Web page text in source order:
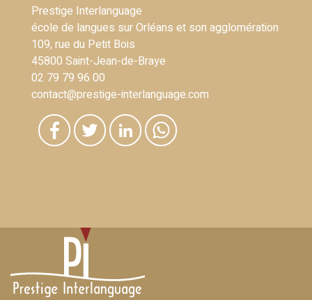
Prestige Interlanguage
école de langues sur Orléans et son agglomération
109, rue du Petit Bois
45800 Saint-Jean-de-Braye
02 79 79 96 00
contact@prestige-interlanguage.com